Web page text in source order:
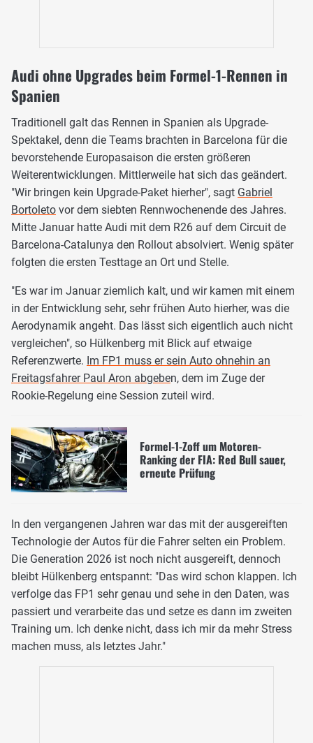
Audi ohne Upgrades beim Formel-1-Rennen in
Spanien
Traditionell galt das Rennen in Spanien als Upgrade-
Spektakel, denn die Teams brachten in Barcelona für die
bevorstehende Europasaison die ersten größeren
Weiterentwicklungen. Mittlerweile hat sich das geändert.
"Wir bringen kein Upgrade-Paket hierher", sagt Gabriel
Bortoleto vor dem siebten Rennwochenende des Jahres.
Mitte Januar hatte Audi mit dem R26 auf dem Circuit de
Barcelona-Catalunya den Rollout absolviert. Wenig später
folgten die ersten Testtage an Ort und Stelle.
"Es war im Januar ziemlich kalt, und wir kamen mit einem
in der Entwicklung sehr, sehr frühen Auto hierher, was die
Aerodynamik angeht. Das lässt sich eigentlich auch nicht
vergleichen", so Hülkenberg mit Blick auf etwaige
Referenzwerte. Im FP1 muss er sein Auto ohnehin an
Freitagsfahrer Paul Aron abgeben, dem im Zuge der
Rookie-Regelung eine Session zuteil wird.
Formel-1-Zoff um Motoren-
Ranking der FIA: Red Bull sauer,
erneute Prüfung
In den vergangenen Jahren war das mit der ausgereiften
Technologie der Autos für die Fahrer selten ein Problem.
Die Generation 2026 ist noch nicht ausgereift, dennoch
bleibt Hülkenberg entspannt: "Das wird schon klappen. Ich
verfolge das FP1 sehr genau und sehe in den Daten, was
passiert und verarbeite das und setze es dann im zweiten
Training um. Ich denke nicht, dass ich mir da mehr Stress
machen muss, als letztes Jahr."